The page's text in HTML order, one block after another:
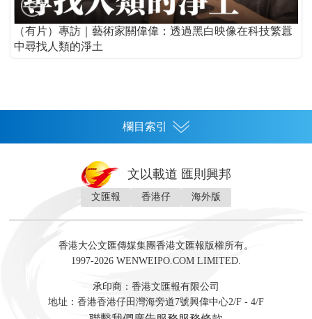
（有片）專訪｜藝術家關偉偉：透過黑白映像在科技繁囂
中尋找人類的淨土
欄目索引
灣區人
財經 地產 投資 財評 數字經濟
訪談 直播 經湋論
藝術 文學
文以載道 匯則興邦
文匯報 香港仔 海外版
香港大公文匯傳媒集團香港文匯報版權所有。
1997-2026 WENWEIPO.COM LIMITED.
承印商：香港文匯報有限公司
地址：香港香港仔田灣海旁道7號興偉中心2/F - 4/F